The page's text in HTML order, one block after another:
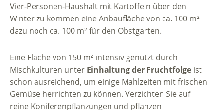
Vier-Personen-Haushalt mit Kartoffeln über den
Winter zu kommen eine Anbaufläche von ca. 100 m²
dazu noch ca. 100 m² für den Obstgarten.
Eine Fläche von 150 m² intensiv genutzt durch
Mischkulturen unter Einhaltung der Fruchtfolge ist
schon ausreichend, um einige Mahlzeiten mit frischen
Gemüse herrichten zu können. Verzichten Sie auf
reine Koniferenpflanzungen und pflanzen